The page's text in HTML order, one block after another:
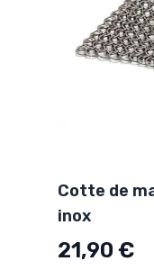
Cotte de
inox
21,90 €